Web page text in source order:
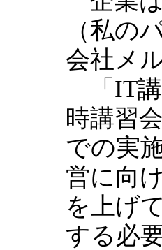
（私の
会社メ
「IT講
時講習
での実
営に向
を上げ
する必